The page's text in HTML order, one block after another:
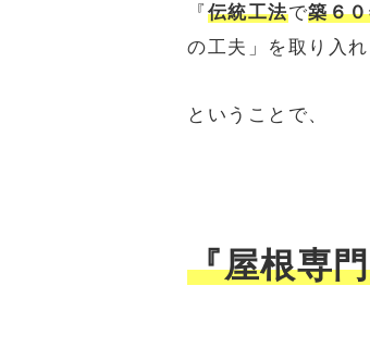
『 伝統工法で築６
の工夫」を取り入
ということで、
『屋根専